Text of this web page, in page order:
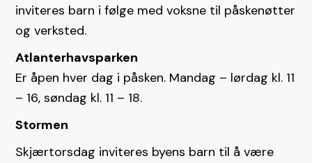
inviteres barn i følge med voksne til påskenøtter
og verksted.
Atlanterhavsparken
Er åpen hver dag i påsken. Mandag – lørdag kl. 11
– 16, søndag kl. 11 – 18.
Stormen
Skjærtorsdag inviteres byens barn til å være